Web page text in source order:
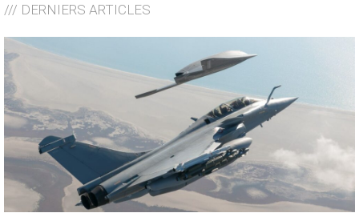
/// DERNIERS ARTICLES